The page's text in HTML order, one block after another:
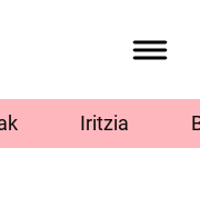
Iritzia